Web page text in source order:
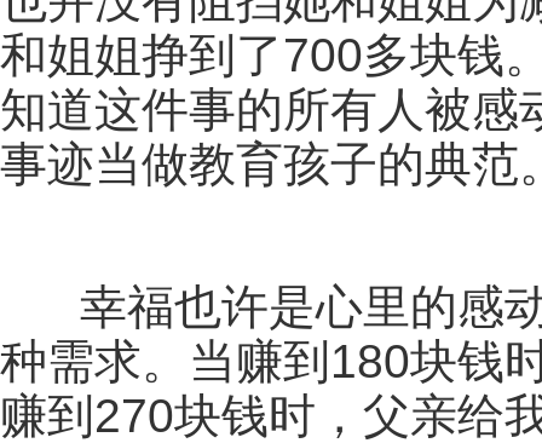
和姐姐挣到了700多块钱
知道这件事的所有人被感
事迹当做教育孩子的典范
幸福也许是心里的感
种需求。当赚到180块钱
赚到270块钱时，父亲给